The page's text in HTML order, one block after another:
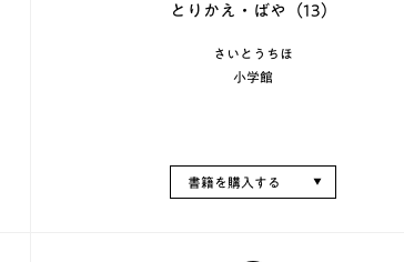
とりかえ・ばや（13）
さいとうちほ
小学館
書籍を購入する